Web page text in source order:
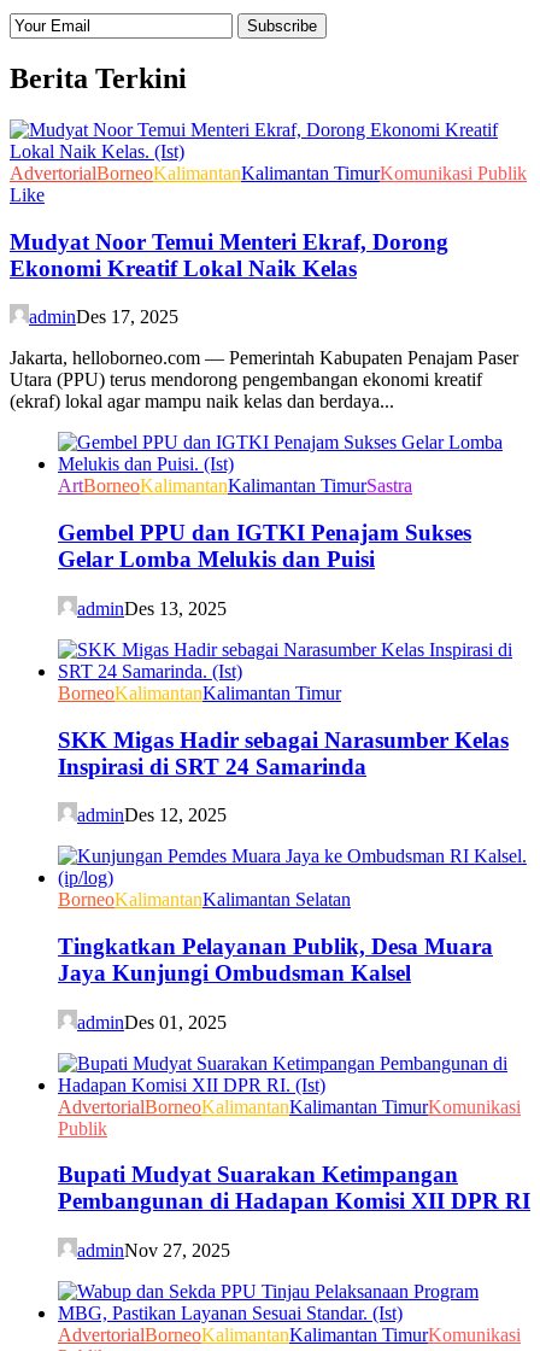
Berita Terkini
AdvertorialBorneoKalimantanKalimantan TimurKomunikasi Publik
Like
Mudyat Noor Temui Menteri Ekraf, Dorong
Ekonomi Kreatif Lokal Naik Kelas
adminDes 17, 2025
Jakarta, helloborneo.com — Pemerintah Kabupaten Penajam Paser
Utara (PPU) terus mendorong pengembangan ekonomi kreatif
(ekraf) lokal agar mampu naik kelas dan berdaya...
ArtBorneoKalimantanKalimantan TimurSastra
Gembel PPU dan IGTKI Penajam Sukses
Gelar Lomba Melukis dan Puisi
adminDes 13, 2025
BorneoKalimantanKalimantan Timur
SKK Migas Hadir sebagai Narasumber Kelas
Inspirasi di SRT 24 Samarinda
adminDes 12, 2025
BorneoKalimantanKalimantan Selatan
Tingkatkan Pelayanan Publik, Desa Muara
Jaya Kunjungi Ombudsman Kalsel
adminDes 01, 2025
AdvertorialBorneoKalimantanKalimantan TimurKomunikasi
Publik
Bupati Mudyat Suarakan Ketimpangan
Pembangunan di Hadapan Komisi XII DPR RI
adminNov 27, 2025
AdvertorialBorneoKalimantanKalimantan TimurKomunikasi